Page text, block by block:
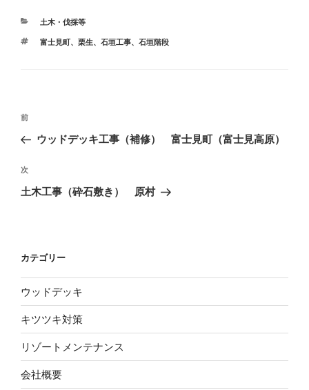
カ
ゴ
土木・伐採等
タ
富士見町、 栗生、 石垣工事、 石垣階段
投
ナ
ビ
ゲ
ン
前
の
稿
前
ウッドデッキ工事（補修） 富士見町（富士見高原）
次
の
次
土木工事（砕石敷き） 原村
カテゴリー
ウッドデッキ
キツツキ対策
リゾートメンテナンス
会社概要